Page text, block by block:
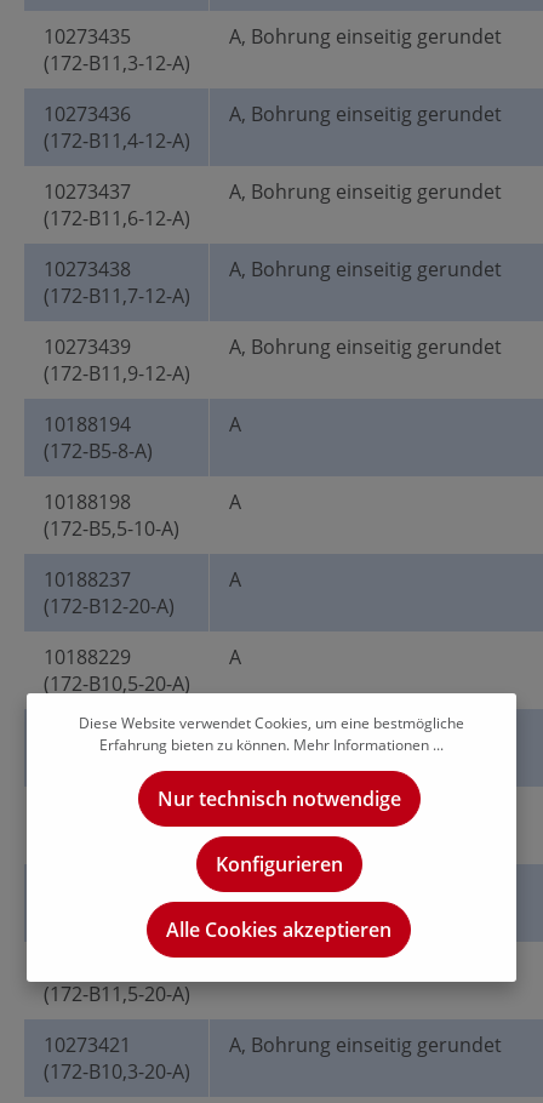
10273435
(172-B11,3-12-A)
A, Bohrung einseitig gerundet
10273436
(172-B11,4-12-A)
A, Bohrung einseitig gerundet
10273437
(172-B11,6-12-A)
A, Bohrung einseitig gerundet
10273438
(172-B11,7-12-A)
A, Bohrung einseitig gerundet
10273439
(172-B11,9-12-A)
A, Bohrung einseitig gerundet
10188194
(172-B5-8-A)
A
10188198
(172-B5,5-10-A)
A
10188237
(172-B12-20-A)
A
10188229
(172-B10,5-20-A)
A
10188232
(172-B11-20-A)
A
A
(172-B11,8-20-A)
A
(172-B11,5-20-A)
10273421
(172-B10,3-20-A)
A, Bohrung einseitig gerundet
Diese Website verwendet Cookies, um eine bestmögliche
Erfahrung bieten zu können. Mehr Informationen ...
Nur technisch notwendige
Konfigurieren
Alle Cookies akzeptieren